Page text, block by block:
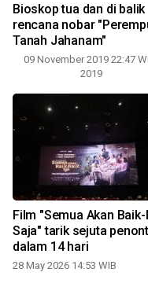
Bioskop tua dan di balik
rencana nobar
Tanah Jahanam"
09 November 2019 22:47
2019
Film "Semua Akan
Saja" tarik sejuta
dalam 14 hari
28 May 2026 14:53 WIB